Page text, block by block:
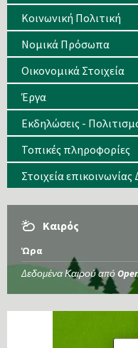
Κοινωνική Πολιτική
Νομικά Πρόσωπα
Οικονομικά Στοιχεία
Έργα
Εκδηλώσεις -
Τοπικές πληροφορίες
Στοιχεία
Καιρός
Ώρα
Δεδομένα Καιρού από